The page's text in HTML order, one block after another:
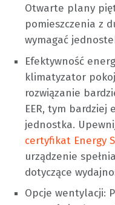
Otwarte plany
pomieszczenia z
wymagać
Efektywność
klimatyzator
rozwiązanie
EER, tym bardziej
jednostka.
certyfikat Energy
urządzenie
dotyczące
Opcje wentylacji: